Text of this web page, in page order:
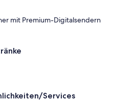
mit Premium-Digitalsendern
Services